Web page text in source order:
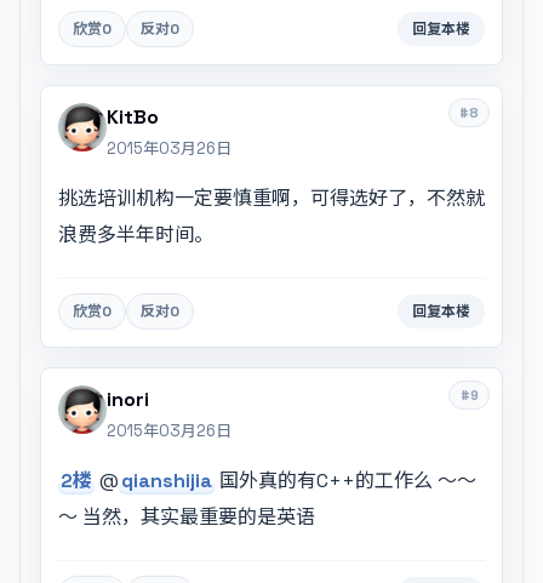
欣赏0 反对0 回复本楼
#8
KitBo
2015年03月26日
挑选培训机构一定要慎重啊，可得选好了，不然就
浪费多半年时间。
欣赏0 反对0 回复本楼
#9
inori
2015年03月26日
2楼@qianshijia 国外真的有C++的工作么 ～～
～ 当然，其实最重要的是英语